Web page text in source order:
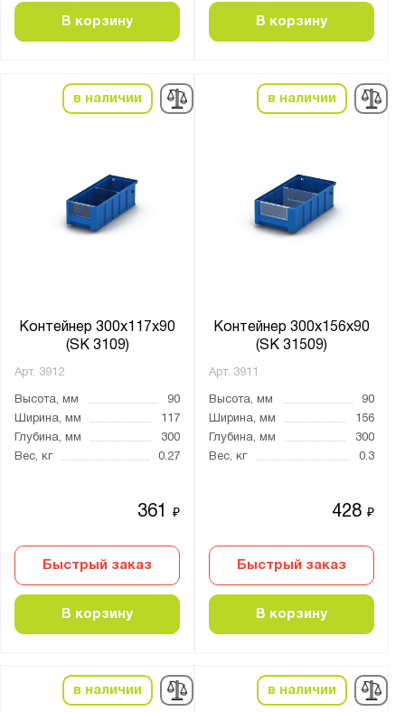
В корзину В корзину
в наличии
Контейнер 300х117х90
(SK 3109)
Арт. 3912
Высота, мм
90
Ширина, мм
117
Глубина, мм
300
Вес, кг
0.27
361₽
Быстрый заказ
В корзину
в наличии
Контейнер 300х156х90
(SK 31509)
Арт. 3911
Высота, мм
90
Ширина, мм
156
Глубина, мм
300
Вес, кг
0.3
428₽
Быстрый заказ
В корзину
в наличии в наличии